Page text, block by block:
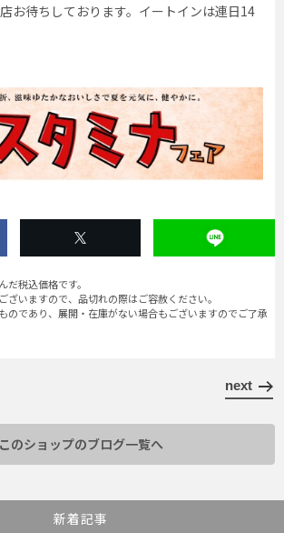
お待ちしております。イートインは連日14
税込価格です。
いますので、品切れの際はご容赦ください。
のであり、展開・在庫がない場合もございますのでご了承
next
このショップのブログ一覧へ
新着記事